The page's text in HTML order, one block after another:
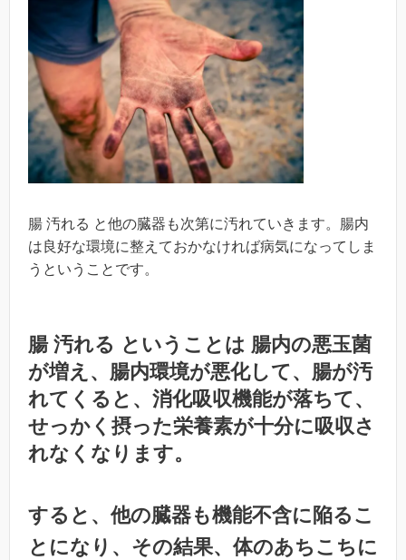
腸 汚れる と他の臓器も次第に汚れていきます。腸内
は良好な環境に整えておかなければ病気になってしま
うということです。
腸 汚れる ということは 腸内の悪玉菌
が増え、腸内環境が悪化して、腸が汚
れてくると、消化吸収機能が落ちて、
せっかく摂った栄養素が十分に吸収さ
れなくなります。
すると、他の臓器も機能不含に陥るこ
とになり、その結果、体のあちこちに